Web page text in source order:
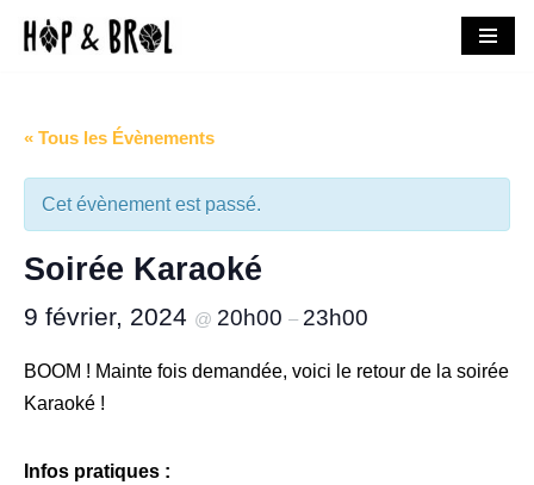
contenu
« Tous les Évènements
Cet évènement est passé.
Soirée Karaoké
9 février, 2024 @ 20h00 – 23h00
BOOM ! Mainte fois demandée, voici le retour de la soirée
Karaoké !
Infos pratiques :